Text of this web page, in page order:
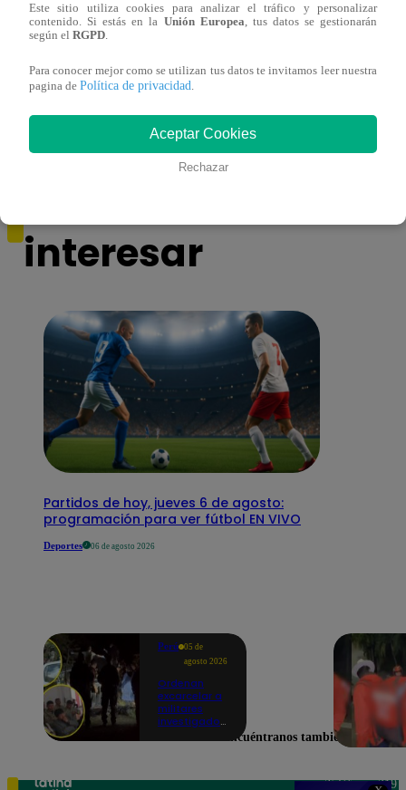
Ricardo Morán dio el pase a los conciertos
interesar
Partidos de hoy, jueves 6 de agosto:
programación para ver fútbol EN VIVO
Deportes 06 de agosto 2026
Perú
05 de
agosto 2026
Ordenan
excarcelar a
militares
investigados
Colcabamba
Este sitio utiliza cookies para analizar el tráfico y personalizar
contenido. Si estás en la Unión Europea , tus datos se gestionarán
según el RGPD
Para conocer mejor como se utilizan tus datos te invitamos leer nuestra
pagina de Política de privacidad
Aceptar Cookies
Rechazar
Encuéntranos también en
Teléfono: 219